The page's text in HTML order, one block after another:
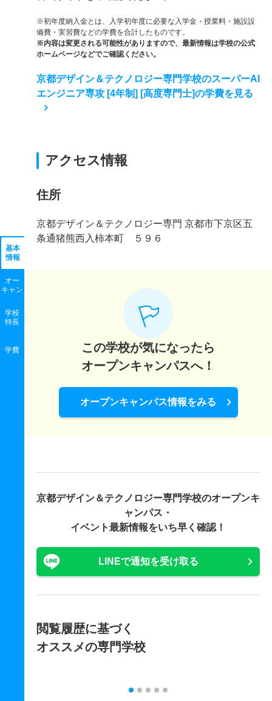
基本
情報
オー
キャン
学校
特長
学費
※初年度納入金とは、入学初年度に必要な入学金・授業料・施設設
備費・実習費などの学費を合計したものです。
※内容は変更される可能性がありますので、最新情報は学校の公式
ホームページなどでご確認ください。
京都デザイン＆テクノロジー専門学校のスーパーAI
エンジニア専攻 [4年制] [高度専門士]の学費を見る
アクセス情報
住所
京都デザイン＆テクノロジー専門 京都市下京区五
条通猪熊西入柿本町 ５９６
この学校が気になったら
オープンキャンパスへ！
オープンキャンパス情報をみる
京都デザイン＆テクノロジー専門学校のオープンキ
ャンパス・
イベント最新情報をいち早く確認！
LINEで通知を受け取る
閲覧履歴に基づく
オススメの専門学校